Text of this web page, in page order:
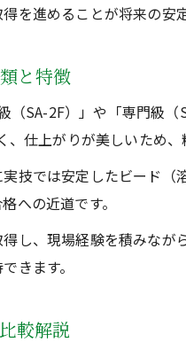
を進めることが将来の安
と特徴
SA-2F）」や「専門級
仕上がりが美しいため、
技では安定したビード
への近道です。
し、現場経験を積みな
きます。
較解説